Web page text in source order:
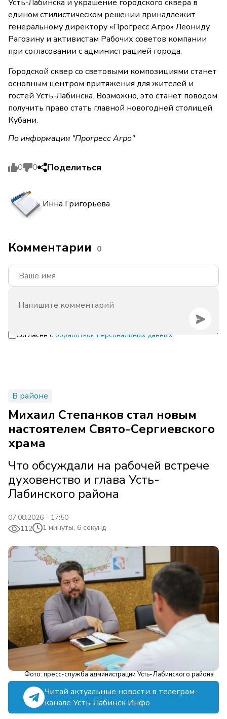
Усть-Лабинска и украшение городского сквера в
едином стилистическом решении принадлежит
генеральному директору «Прогресс Агро» Леониду
Рагозину и активистам Рабочих советов компании
при согласовании с администрацией города.
Городской сквер со световыми композициями станет
основным центром притяжения для жителей и
гостей Усть-Лабинска. Возможно, это станет поводом
получить право стать главной новогодней столицей
Кубани.
По информации "Прогресс Агро"
0 0 Поделиться
Инна Григорьева
Комментарии 0
Согласен с обработкой персональных данных
В районе
Михаил Степанков стал новым
настоятелем Свято-Сергиевского
храма
Что обсуждали на рабочей встрече
духовенство и глава Усть-
Лабинского района
07.08.2026 - 17:50
112
1 минуты, 6 секунд
Фото: пресс-служба администрации Усть-Лабинского района
Читай актуальные новости в телеграм-
канале Усть-Лабинск Инфо